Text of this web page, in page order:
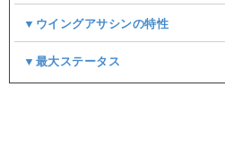
▼ウイングアサシンの特性
▼最大ステータス